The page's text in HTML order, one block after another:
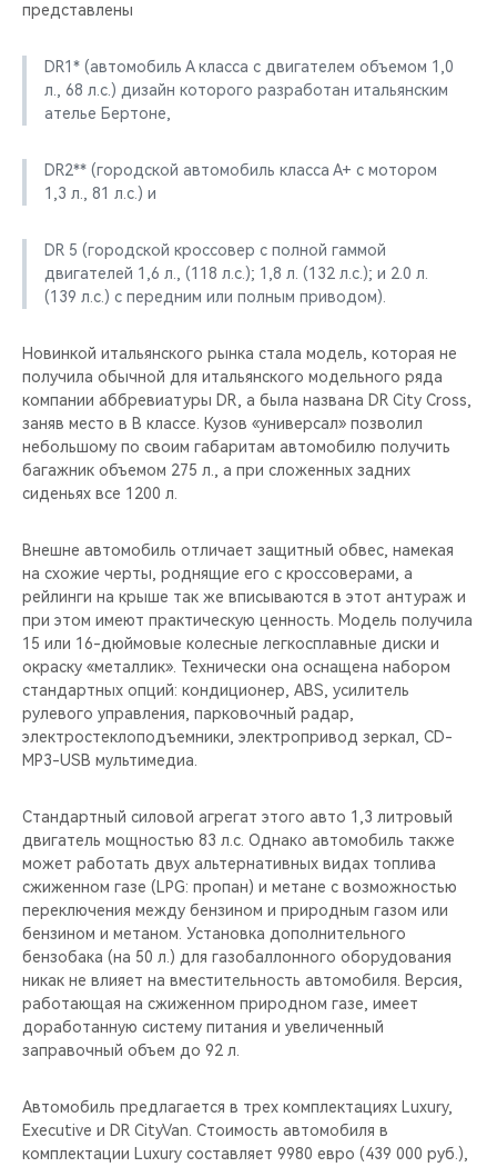
представлены
DR1* (автомобиль А класса с двигателем объемом 1,0
л., 68 л.с.) дизайн которого разработан итальянским
ателье Бертоне,
DR2** (городской автомобиль класса А+ с мотором
1,3 л., 81 л.с.) и
DR 5 (городской кроссовер с полной гаммой
двигателей 1,6 л., (118 л.с.); 1,8 л. (132 л.с.); и 2.0 л.
(139 л.с.) с передним или полным приводом).
Новинкой итальянского рынка стала модель, которая не
получила обычной для итальянского модельного ряда
компании аббревиатуры DR, а была названа DR City Cross,
заняв место в B классе. Кузов «универсал» позволил
небольшому по своим габаритам автомобилю получить
багажник объемом 275 л., а при сложенных задних
сиденьях все 1200 л.
Внешне автомобиль отличает защитный обвес, намекая
на схожие черты, роднящие его с кроссоверами, а
рейлинги на крыше так же вписываются в этот антураж и
при этом имеют практическую ценность. Модель получила
15 или 16-дюймовые колесные легкосплавные диски и
окраску «металлик». Технически она оснащена набором
стандартных опций: кондиционер, ABS, усилитель
рулевого управления, парковочный радар,
электростеклоподъемники, электропривод зеркал, CD-
MP3-USB мультимедиа.
Стандартный силовой агрегат этого авто 1,3 литровый
двигатель мощностью 83 л.с. Однако автомобиль также
может работать двух альтернативных видах топлива
сжиженном газе (LPG: пропан) и метане с возможностью
переключения между бензином и природным газом или
бензином и метаном. Установка дополнительного
бензобака (на 50 л.) для газобаллонного оборудования
никак не влияет на вместительность автомобиля. Версия,
работающая на сжиженном природном газе, имеет
доработанную систему питания и увеличенный
заправочный объем до 92 л.
Автомобиль предлагается в трех комплектациях Luxury,
Executive и DR CityVan. Стоимость автомобиля в
комплектации Luxury составляет 9980 евро (439 000 руб.),